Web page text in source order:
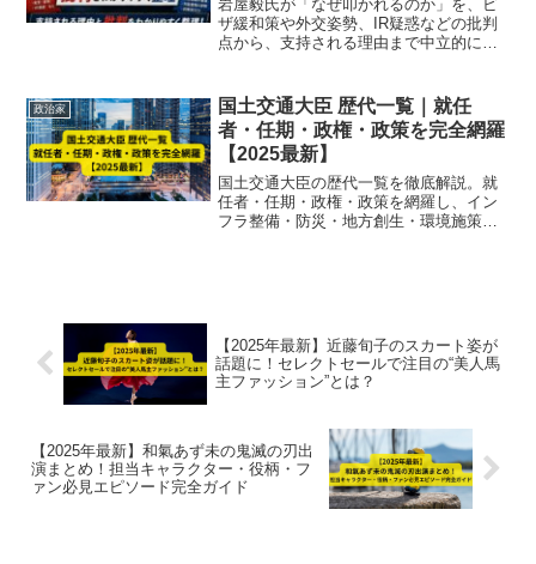
岩屋毅氏が「なぜ叩かれるのか」を、ビ
ザ緩和策や外交姿勢、IR疑惑などの批判
点から、支持される理由まで中立的に整
政治家
国土交通大臣 歴代一覧｜就任
者・任期・政権・政策を完全網羅
【2025最新】
国土交通大臣の歴代一覧を徹底解説。就
任者・任期・政権・政策を網羅し、イン
フラ整備・防災・地方創生・環境施策な
【2025年最新】近藤旬子のスカート姿が
話題に！セレクトセールで注目の“美人馬
主ファッション”とは？
【2025年最新】和氣あず未の鬼滅の刃出
演まとめ！担当キャラクター・役柄・フ
ァン必見エピソード完全ガイド